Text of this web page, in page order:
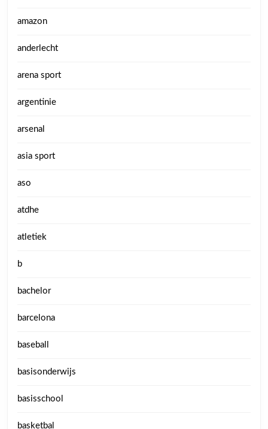
amazon
anderlecht
arena sport
argentinie
arsenal
asia sport
aso
atdhe
atletiek
b
bachelor
barcelona
baseball
basisonderwijs
basisschool
basketbal